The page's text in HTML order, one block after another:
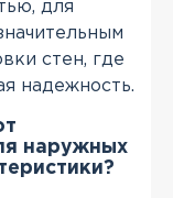
для
стен, где
надежность.
наружных